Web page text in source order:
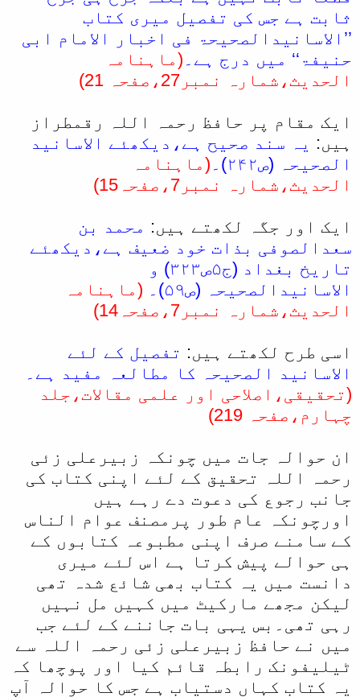
ثابت ہے جس کی تفصیل میری کتاب
’’الاسانیدالصحیحۃ فی اخبار الامام ابی
حنیفۃ‘‘ میں درج ہے۔ (ماہنامہ
الحدیث،شمارہ نمبر27،صفحہ 21)
ایک مقام پر حافظ رحمہ اللہ رقمطراز
ہیں: یہ سند صحیح ہے،دیکھئے الاسانید
الصحیحہ (ص۲۴۲)۔
(ماہنامہ
الحدیث،شمارہ نمبر7،صفحہ15)
ایک اور جگہ لکھتے ہیں: محمد بن
سعدالصوفی بذات خود ضعیف ہے،دیکھئے
تاریخ بغداد (ج۵ص۳۲۳) و
الاسانیدالصحیحہ (ص۵۹)۔
(ماہنامہ
الحدیث،شمارہ نمبر7،صفحہ14)
اسی طرح لکھتے ہیں: تفصیل کے لئے
الاسانید الصحیحہ کا مطالعہ مفید ہے۔
(تحقیقی،اصلاحی اور علمی مقالات،جلد
چہارم،صفحہ 219)
ان حوالہ جات میں چونکہ زبیرعلی زئی
رحمہ اللہ تحقیق کے لئے اپنی کتاب کی
جانب رجوع کی دعوت دے رہے ہیں
اورچونکہ عام طور پرمصنف عوام الناس
کے سامنے صرف اپنی مطبوعہ کتابوں کے
ہی حوالے پیش کرتا ہے اس لئے میری
دانست میں یہ کتاب بھی شائع شدہ تھی
لیکن مجھے مارکیٹ میں کہیں مل نہیں
رہی تھی۔بس یہی بات جاننے کے لئے جب
میں نے حافظ زبیرعلی زئی رحمہ اللہ سے
ٹیلیفونک رابطہ قائم کیا اور پوچھا کہ
یہ کتاب کہاں دستیاب ہے جس کا حوالہ آپ